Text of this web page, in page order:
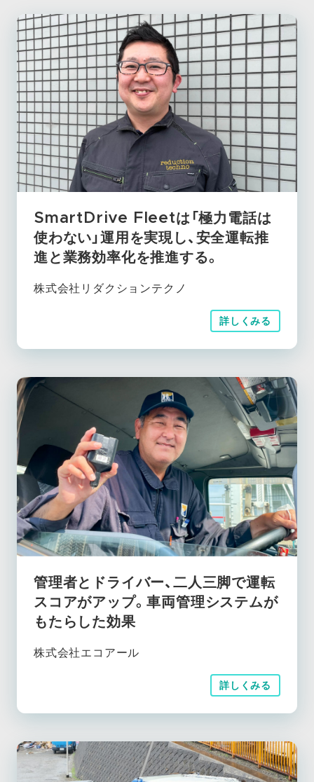
SmartDrive Fleetは「極力電話は
使わない」運用を実現し、安全運転推
進と業務効率化を推進する。
株式会社リダクションテクノ
詳しくみる
管理者とドライバー、二人三脚で運転
スコアがアップ。車両管理システムが
もたらした効果
株式会社エコアール
詳しくみる